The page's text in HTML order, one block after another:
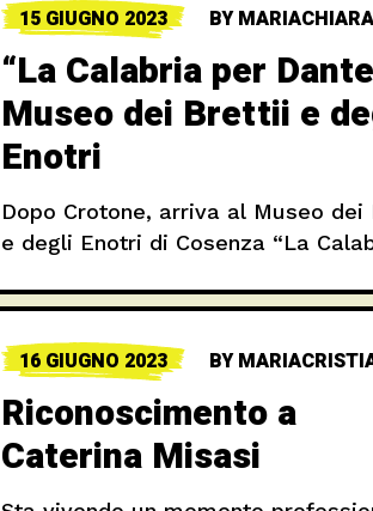
15 GIUGNO 2023 BYMARIACHIARA
“La Calabria per
Museo dei Brettii e
Enotri
Dopo Crotone, arriva al Museo dei
e degli Enotri di Cosenza “La
itinerante ideata dall’Associazione
alla scoperta di un legame in parte
inesplorato
16 GIUGNO 2023 BY
Riconoscimento a
Caterina Misasi